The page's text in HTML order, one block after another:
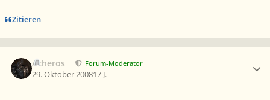
Zitieren
Acheros Forum-Moderator
29. Oktober 200817 J.